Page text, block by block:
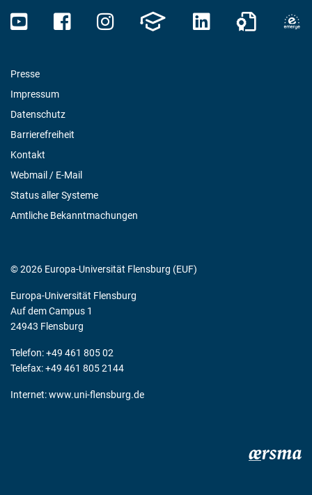
Presse
Impressum
Datenschutz
Barrierefreiheit
Kontakt
Webmail / E-Mail
Status aller Systeme
Amtliche Bekanntmachungen
© 2026 Europa-Universität Flensburg (EUF)
Europa-Universität Flensburg
Auf dem Campus 1
24943 Flensburg
Telefon: +49 461 805 02
Telefax: +49 461 805 2144
Internet:www.uni-flensburg.de